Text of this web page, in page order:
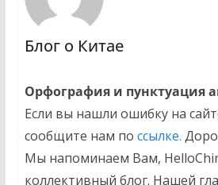
Блог о Китае
Орфография и пунктуация
Если вы нашли ошибку на
сообщите нам по ссылке.
Мы напоминаем Вам,
коллективный блог. Нашей